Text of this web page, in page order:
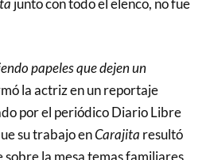
junto con todo el elenco, no fue
papeles que dejen un
la actriz en un reportaje
por el periódico Diario Libre
su trabajo enCarajita resultó